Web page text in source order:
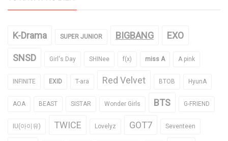
K-Drama SUPER JUNIOR BIGBANG EXO
SNSD Girl's Day SHINee f(x) miss A A pink
INFINITE EXID T-ara Red Velvet BTOB HyunA
AOA BEAST SISTAR Wonder Girls BTS G-FRIEND
IU(아이유) TWICE Lovelyz GOT7 Seventeen